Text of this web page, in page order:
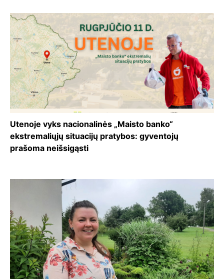
Utenoje vyks nacionalinės „Maisto banko“
ekstremaliųjų situacijų pratybos: gyventojų
prašoma neišsigąsti